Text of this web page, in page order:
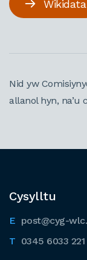
Wikidata
Nid yw
allanol hyn, na’u
Cysylltu
post@cyg-
0345 6033 221